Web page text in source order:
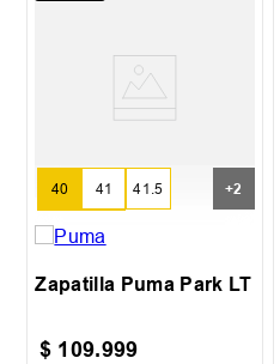
40 41 41.5
42 43
+2
Zapatilla Puma Park LT
$ 109.999